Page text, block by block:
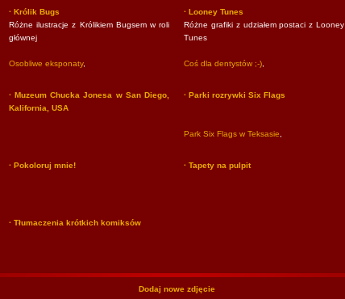
· Królik Bugs
Różne ilustracje z Królikiem Bugsem w roli
głównej
Osobliwe eksponaty,
· Looney Tunes
Różne grafiki z udziałem postaci z Looney
Tunes
Coś dla dentystów ;-)
· Muzeum Chucka Jonesa w San Diego,
Kalifornia, USA
· Parki rozrywki Six Flags
Park Six Flags w Teksasie
· Pokoloruj mnie! · Tapety na pulpit
· Tłumaczenia krótkich komiksów
Dodaj nowe zdjęcie